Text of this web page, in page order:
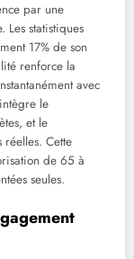
par une
statistiques
17% de son
renforce la
avec
le
et le
réelles. Cette
de 65 à
seules.